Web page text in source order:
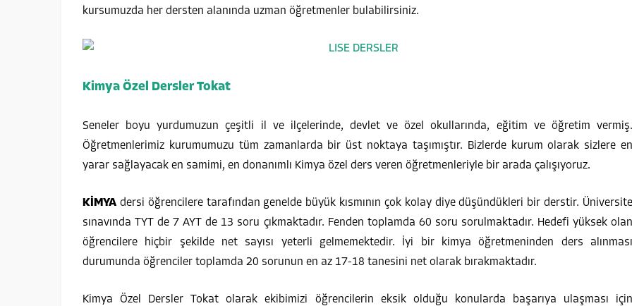
kursumuzda her dersten alanında uzman öğretmenler bulabilirsiniz.
Kimya Özel Dersler Tokat
Seneler boyu yurdumuzun çeşitli il ve ilçelerinde, devlet ve özel okullarında, eğitim ve öğretim vermiş.
Öğretmenlerimiz kurumumuzu tüm zamanlarda bir üst noktaya taşımıştır. Bizlerde kurum olarak sizlere en
yarar sağlayacak en samimi, en donanımlı Kimya özel ders veren öğretmenleriyle bir arada çalışıyoruz.
KİMYA dersi öğrencilere tarafından genelde büyük kısmının çok kolay diye düşündükleri bir derstir. Üniversite
sınavında TYT de 7 AYT de 13 soru çıkmaktadır. Fenden toplamda 60 soru sorulmaktadır. Hedefi yüksek olan
öğrencilere hiçbir şekilde net sayısı yeterli gelmemektedir. İyi bir kimya öğretmeninden ders alınması
durumunda öğrenciler toplamda 20 sorunun en az 17-18 tanesini net olarak bırakmaktadır.
Kimya Özel Dersler Tokat olarak ekibimizi öğrencilerin eksik olduğu konularda başarıya ulaşması için